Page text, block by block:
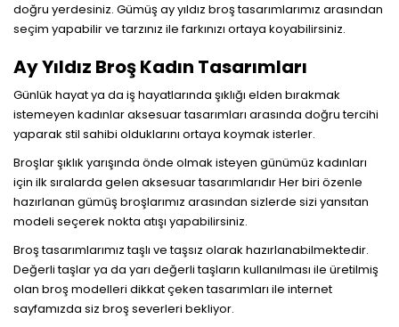
doğru yerdesiniz. Gümüş ay yıldız broş tasarımlarımız arasından
seçim yapabilir ve tarzınız ile farkınızı ortaya koyabilirsiniz.
Ay Yıldız Broş Kadın Tasarımları
Günlük hayat ya da iş hayatlarında şıklığı elden bırakmak
istemeyen kadınlar aksesuar tasarımları arasında doğru tercihi
yaparak stil sahibi olduklarını ortaya koymak isterler.
Broşlar şıklık yarışında önde olmak isteyen günümüz kadınları
için ilk sıralarda gelen aksesuar tasarımlarıdır Her biri özenle
hazırlanan gümüş broşlarımız arasından sizlerde sizi yansıtan
modeli seçerek nokta atışı yapabilirsiniz.
Broş tasarımlarımız taşlı ve taşsız olarak hazırlanabilmektedir.
Değerli taşlar ya da yarı değerli taşların kullanılması ile üretilmiş
olan broş modelleri dikkat çeken tasarımları ile internet
sayfamızda siz broş severleri bekliyor.